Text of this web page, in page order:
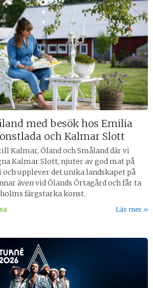
med besök hos Emilia
och Kalmar Slott
Kalmar, Öland och Småland där vi
Kalmar Slott, njuter av god mat på
upplever det unika landskapet på
även vid Ölands Örtagård och får ta
färgstarka konst.
Läs mer